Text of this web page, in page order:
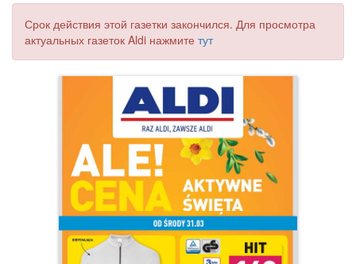
Срок действия этой газетки закончился. Для просмотра
актуальных газеток Aldi нажмите тут